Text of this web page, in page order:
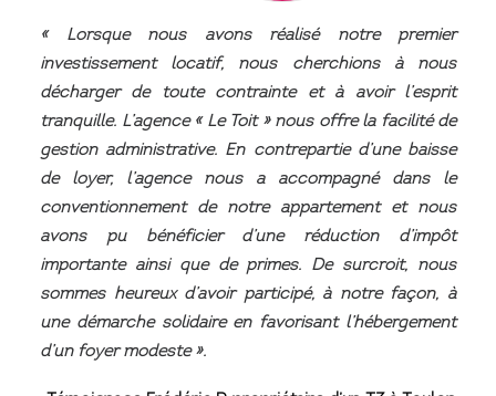
« Lorsque nous avons réalisé notre premier
investissement locatif, nous cherchions à nous
décharger de toute contrainte et à avoir l’esprit
tranquille. L’agence « Le Toit » nous offre la facilité de
gestion administrative. En contrepartie d’une baisse
de loyer, l’agence nous a accompagné dans le
conventionnement de notre appartement et nous
avons pu bénéficier d’une réduction d’impôt
importante ainsi que de primes. De surcroit, nous
sommes heureux d’avoir participé, à notre façon, à
une démarche solidaire en favorisant l’hébergement
d’un foyer modeste ».